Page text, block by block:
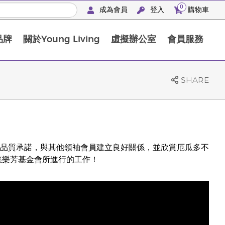
成為會員 登入 0 購物車
牌 關於Young Living 虛擬辦公室 會員服務
SHARE
質承諾，與其他領袖會員建立良好關係，並欣賞厄瓜多不
芳基金會所進行的工作！